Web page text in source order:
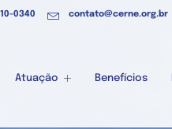
0340 contato@cerne.org.br
Atuação Benefícios